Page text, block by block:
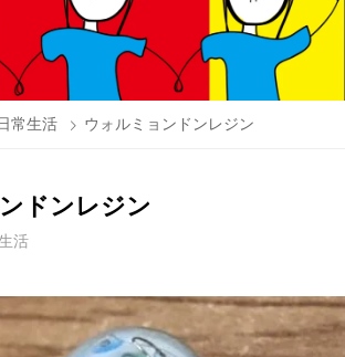
常生活 ウォルミョンドンレジン
ドンレジン
活